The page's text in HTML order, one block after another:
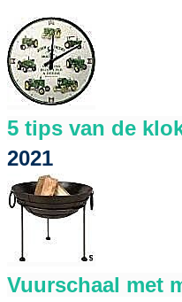
5 tips van de
2021
Vuurschaal met